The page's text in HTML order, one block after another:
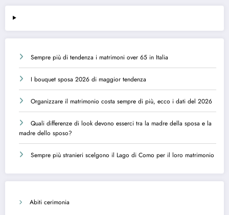
Sempre più di tendenza i matrimoni over 65 in Italia
I bouquet sposa 2026 di maggior tendenza
Organizzare il matrimonio costa sempre di più, ecco i dati del 2026
Quali differenze di look devono esserci tra la madre della sposa e la
madre dello sposo?
Sempre più stranieri scelgono il Lago di Como per il loro matrimonio
Abiti cerimonia